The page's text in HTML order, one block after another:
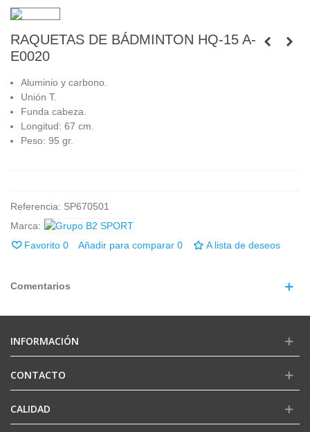
RAQUETAS DE BÁDMINTON HQ-15 A-
E0020
Aluminio y carbono.
Unión T.
Funda cabeza.
Longitud: 67 cm.
Peso: 95 gr.
Referencia: SP670501
Marca:
Favorito 0 Añadir para comparar 0 A lista de deseos
Comentarios
INFORMACIÓN
CONTACTO
CALIDAD